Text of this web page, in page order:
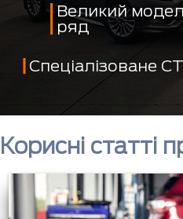
Великий
ряд
Спеціалізоване
Корисні статті